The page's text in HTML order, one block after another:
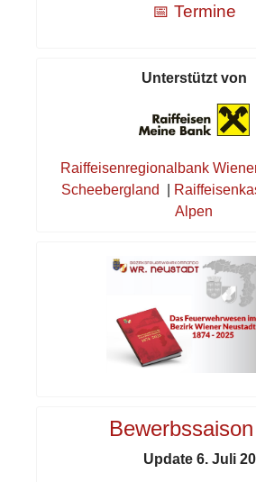
📅 Termine
Unterstützt von
Raiffeisenregionalbank
Scheebergland
Alpen
Update 6. Juli